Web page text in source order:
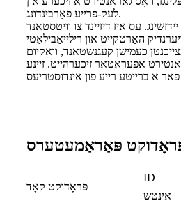
לעק-פֿרייע פֿאַרבינדונג.
עס איז דיזיינד צו וויטסטאַנד
כעמישן קעגנשטאנד, וואקיום
אפעראטאר זיכערהייט. זיינע
פּאַראַמעטערס
פּראָדוקט קאָד
ID
אינטש